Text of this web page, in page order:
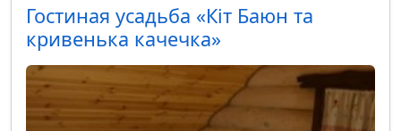
Гостиная усадьба «Кіт Баюн та
кривенька качечка»